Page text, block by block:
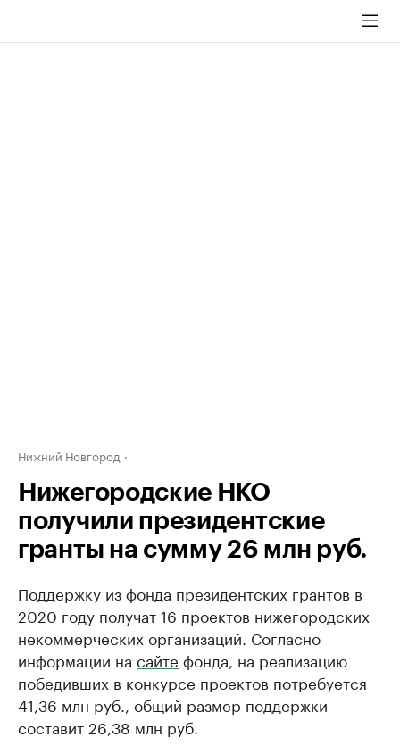
Нижний Новгород
Нижегородские НКО
получили президентские
гранты на сумму 26 млн руб.
Поддержку из фонда президентских грантов в
2020 году получат 16 проектов нижегородских
некоммерческих организаций. Согласно
информации на сайте фонда, на реализацию
победивших в конкурсе проектов потребуется
41,36 млн руб., общий размер поддержки
составит 26,38 млн руб.